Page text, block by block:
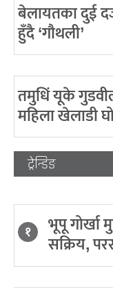
बेलायतका दुई
हुँदै ‘गौथली’
तमुधिं यूके
महिला खेलाडी
ट्रेन्डिङ
१ भूपू गोर्खा
सक्रिय,